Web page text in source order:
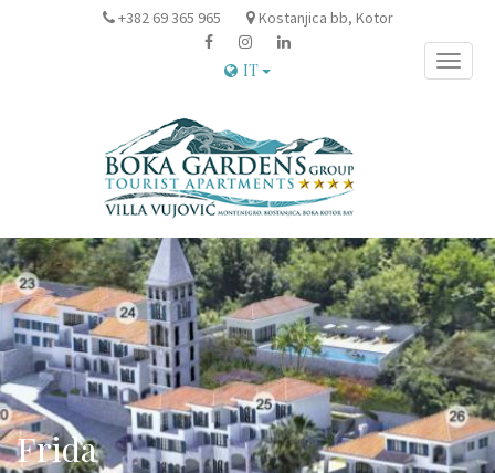
+382 69 365 965 Kostanjica bb, Kotor
IT
Toggle
Frida